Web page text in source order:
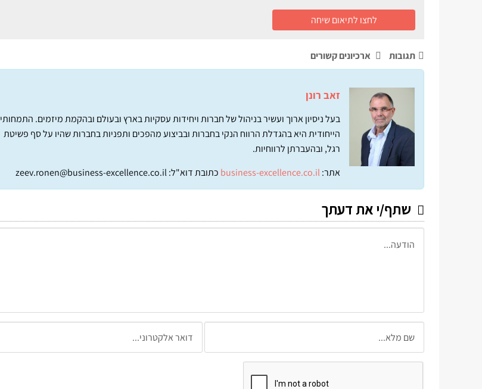
לחצו לתיאום שיחה
תגובות ארכיונים קשורים
זאב רונן
בעל ניסיון ארוך ועשיר בניהול של חברות ויחידות עסקיות בארץ ובעולם ובהקמת מיזמים. התמחותי
הייחודית היא בהגדלת הרווח הנקי בחברות ובביצוע מהפכים ותפניות בחברות שהיו על סף פשיטת
רגל, ובהעברתן לרווחיות.
אתר:business-excellence.co.il כתובת דוא"ל:zeev.ronen@business-excellence.co.il
שתף/י את דעתך